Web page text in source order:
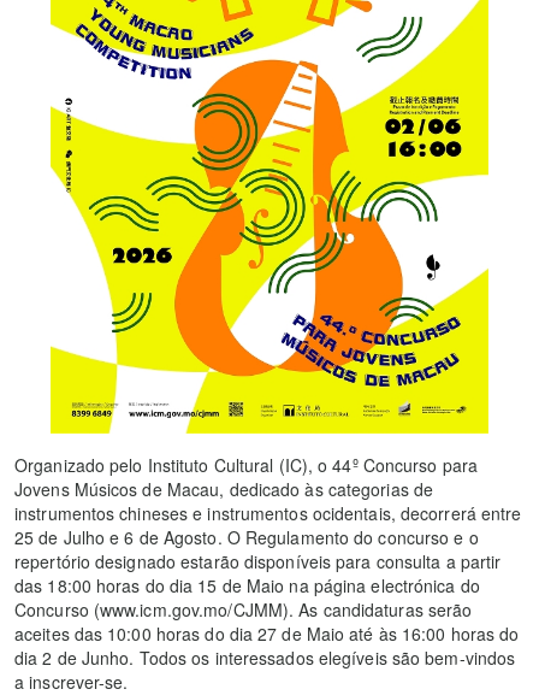
Organizado pelo Instituto Cultural (IC), o 44º Concurso para
Jovens Músicos de Macau, dedicado às categorias de
instrumentos chineses e instrumentos ocidentais, decorrerá entre
25 de Julho e 6 de Agosto. O Regulamento do concurso e o
repertório designado estarão disponíveis para consulta a partir
das 18:00 horas do dia 15 de Maio na página electrónica do
Concurso (www.icm.gov.mo/CJMM). As candidaturas serão
aceites das 10:00 horas do dia 27 de Maio até às 16:00 horas do
dia 2 de Junho. Todos os interessados ​​elegíveis são bem-vindos
a inscrever-se.